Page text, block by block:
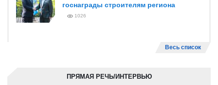
госнаграды строителям региона
1026
Весь список
ПРЯМАЯ РЕЧЬ/ИНТЕРВЬЮ